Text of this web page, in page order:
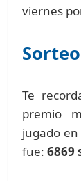
viernes
Te
premio
jugado
fue:6869